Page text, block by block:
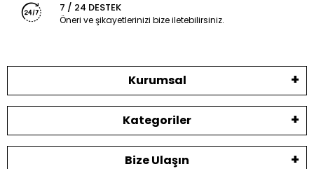
7 / 24 DESTEK
Öneri ve şikayetlerinizi bize iletebilirsiniz.
Kurumsal
Kategoriler
Bize Ulaşın